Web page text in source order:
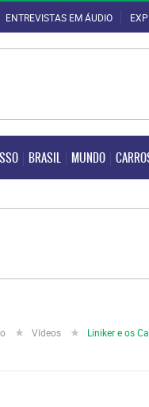
ENTREVISTAS EM ÁUDIO
BRASIL MUNDO
BRASIL MUNDO
Vídeos Liniker e os